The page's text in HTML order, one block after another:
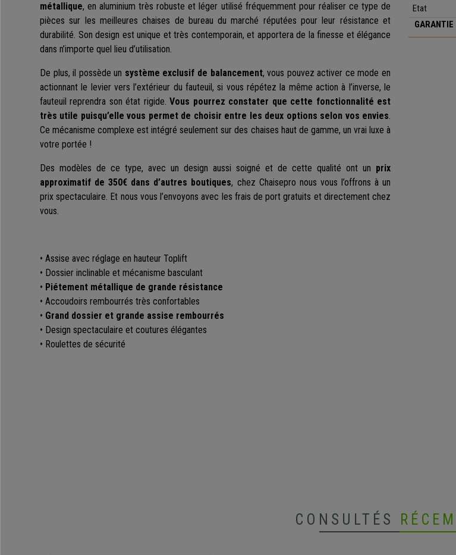
métallique, en aluminium très robuste et léger utilisé fréquemment pour réaliser ce type de
pièces sur les meilleures chaises de bureau du marché réputées pour leur résistance et
durabilité. Son design est unique et très contemporain, et apportera de la finesse et élégance
dans n’importe quel lieu d’utilisation.
De plus, il possède un système exclusif de balancement, vous pouvez activer ce mode en
actionnant le levier vers l’extérieur du fauteuil, si vous répétez la même action à l’inverse, le
fauteuil reprendra son état rigide.Vous pourrez constater que cette fonctionnalité est
très utile puisqu’elle vous permet de choisir entre les deux options selon vos envies.
Ce mécanisme complexe est intégré seulement sur des chaises haut de gamme, un vrai luxe à
votre portée !
Des modèles de ce type, avec un design aussi soigné et de cette qualité ont un prix
approximatif de 350€ dans d’autres boutiques, chez Chaisepro nous vous l’offrons à un
prix spectaculaire. Et nous vous l’envoyons avec les frais de port gratuits et directement chez
vous.
• Assise avec réglage en hauteur Toplift
• Dossier inclinable et mécanisme basculant
• Piétement métallique de grande résistance
• Accoudoirs rembourrés très confortables
• Grand dossier et grande assise rembourrés
• Design spectaculaire et coutures élégantes
• Roulettes de sécurité
Etat
GARANTIE
CONSULTÉS